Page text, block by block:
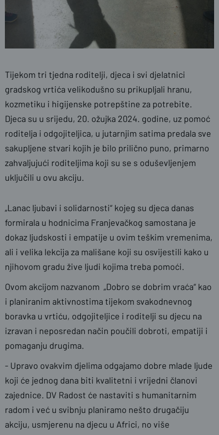
Tijekom tri tjedna roditelji, djeca i svi djelatnici
gradskog vrtića velikodušno su prikupljali hranu,
kozmetiku i higijenske potrepštine za potrebite.
Djeca su u srijedu, 20. ožujka 2024. godine, uz pomoć
roditelja i odgojiteljica, u jutarnjim satima predala sve
sakupljene stvari kojih je bilo prilično puno, primarno
zahvaljujući roditeljima koji su se s oduševljenjem
uključili u ovu akciju.
„Lanac ljubavi i solidarnosti“ kojeg su djeca danas
formirala u hodnicima Franjevačkog samostana je
dokaz ljudskosti i empatije u ovim teškim vremenima,
ali i velika lekcija za mališane koji su osvijestili kako u
njihovom gradu žive ljudi kojima treba pomoći.
Ovom akcijom nazvanom „Dobro se dobrim vraća“ kao
i planiranim aktivnostima tijekom svakodnevnog
boravka u vrtiću, odgojiteljice i roditelji su djecu na
izravan i neposredan način poučili dobroti, empatiji i
pomaganju drugima.
- Upravo ovakvim djelima odgajamo dobre mlade ljude
koji će jednog dana biti kvalitetni i vrijedni članovi
zajednice. DV Radost će nastaviti s humanitarnim
radom i već u svibnju planiramo nešto drugačiju
akciju, usmjerenu na djecu u Africi, no više